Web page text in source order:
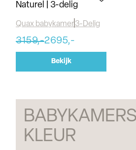
Naturel | 3-delig
Quax babykamer3-Delig
3159,-2695,-
Bekijk
KLEUR